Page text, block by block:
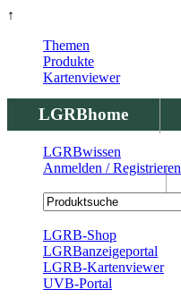
↑
LGRBhome
LGRBbohrungen
Themen
Produkte
Kartenviewer
LGRBwissen
Anmelden / Registrieren
LGRB-Shop
LGRBanzeigeportal
LGRB-Kartenviewer
UVB-Portal